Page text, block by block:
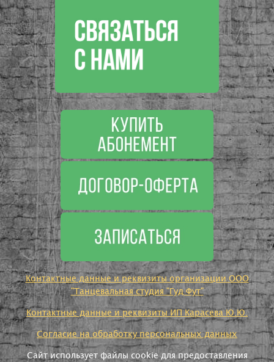
Контактные данные и реквизиты организации ООО
"Танцевальная студия "Гуд Фут"
Контактные данные и реквизиты ИП Карасева Ю.Ю.
Согласие на обработку персональных данных
Сайт использует файлы cookie для предоставления